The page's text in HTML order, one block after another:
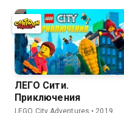
ЛЕГО Сити.
Приключения
LEGO City Adventures • 2019,